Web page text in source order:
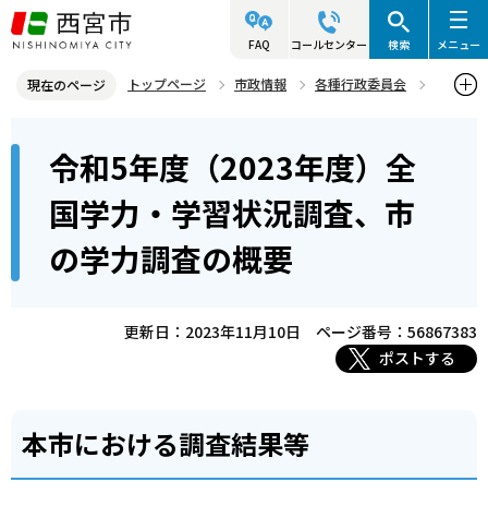
こ
の
ジ
す
FAQ コールセンター 検索 メニュー
現在のページ トップページ 市政情報
各種行政委員会
令和5年度（2023年度）全国学力・学習状況調査、市の学力調査の概
ら
令和5年度（2023年度）全
国学力・学習状況調査、市
の学力調査の概要
更新日：2023年11月10日
ページ番号：56867383
ポストする
本市における調査結果等